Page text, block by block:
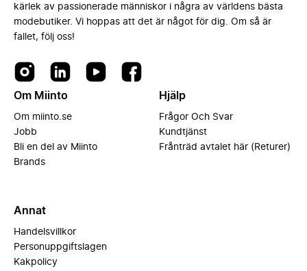
kärlek av passionerade människor i några av världens bästa
modebutiker. Vi hoppas att det är något för dig. Om så är
fallet, följ oss!
Om Miinto
Om miinto.se
Jobb
Bli en del av Miinto
Brands
Hjälp
Frågor Och Svar
Kundtjänst
Frånträd avtalet här (Returer)
Annat
Handelsvillkor
Personuppgiftslagen
Kakpolicy